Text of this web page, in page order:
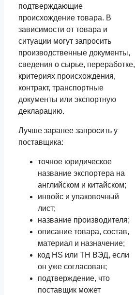
подтверждающие
происхождение товара. В
зависимости от товара и
ситуации могут запросить
производственные документы,
сведения о сырье, переработке,
критериях происхождения,
контракт, транспортные
документы или экспортную
декларацию.
Лучше заранее запросить у
поставщика:
точное юридическое
название экспортера на
английском и китайском;
инвойс и упаковочный
лист;
название производителя;
описание товара, состав,
материал и назначение;
код HS или ТН ВЭД, если
он уже согласован;
подтверждение, что
поставщик может